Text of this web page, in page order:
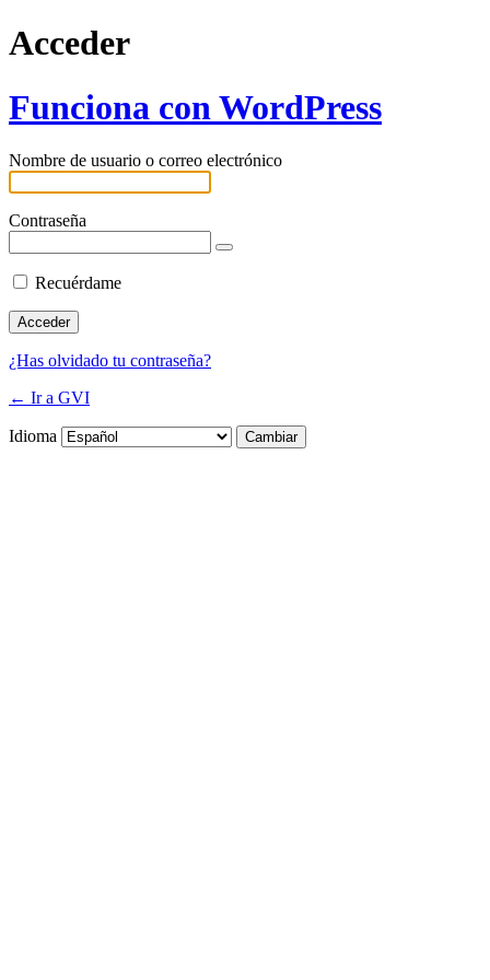
Acceder
Funciona con WordPress
Nombre de usuario o correo electrónico
Contraseña
Recuérdame
¿Has olvidado tu contraseña?
← Ir a GVI
Idioma